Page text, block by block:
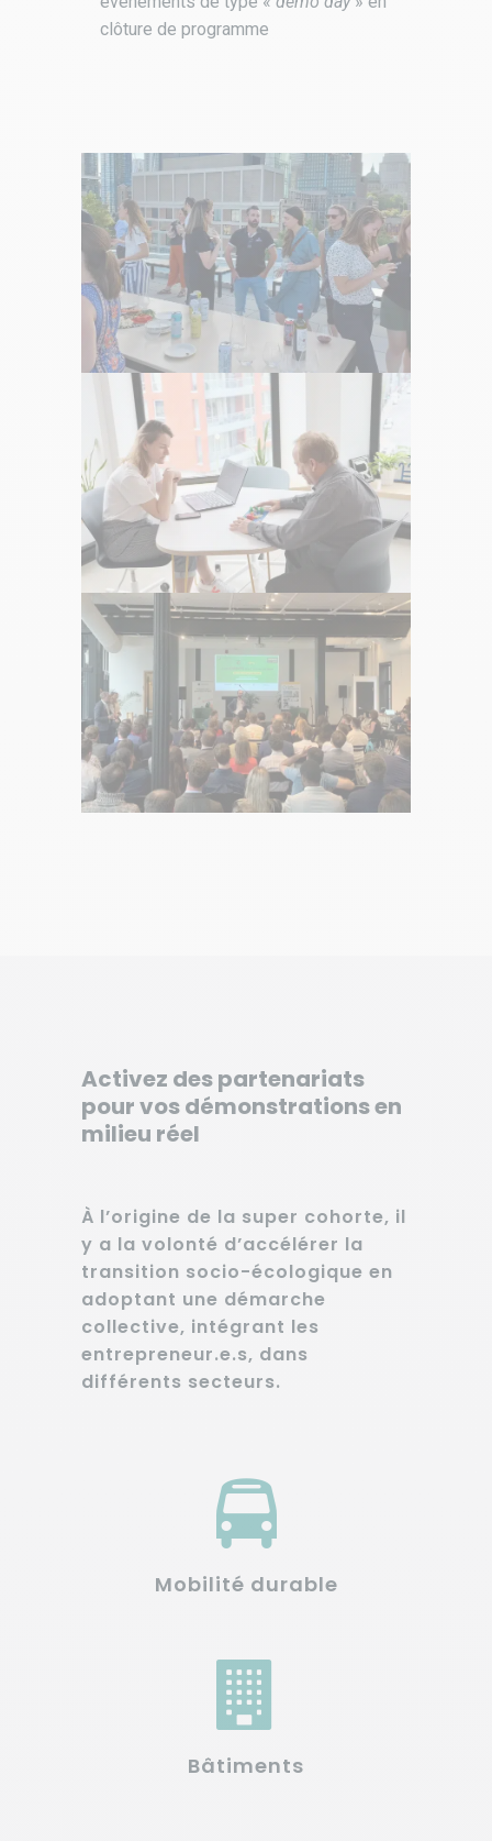
clôture de programme
Activez des partenariats
pour vos démonstrations en
milieu réel
À l’origine de la super cohorte, il
y a la volonté d’accélérer la
transition socio-écologique en
adoptant une démarche
collective, intégrant les
entrepreneur.e.s, dans
différents secteurs.
Mobilité durable
Bâtiments